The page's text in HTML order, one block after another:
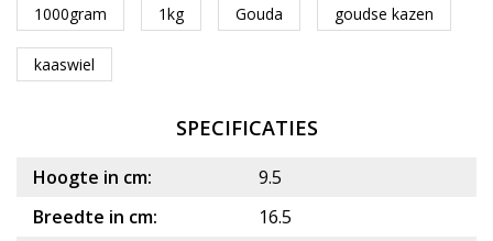
1000gram 1kg Gouda goudse kazen
kaaswiel
SPECIFICATIES
Hoogte in cm:
9.5
Breedte in cm:
16.5